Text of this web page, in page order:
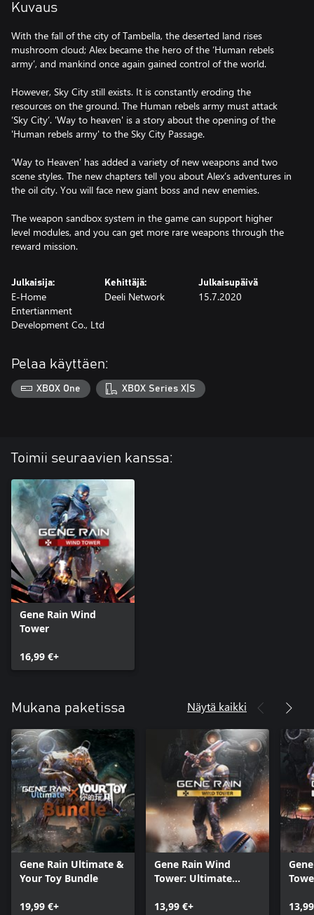
Kuvaus
With the fall of the city of Tambella, the deserted land rises
mushroom cloud; Alex became the hero of the ‘Human rebels
army’, and mankind once again gained control of the world.
However, Sky City still exists. It is constantly eroding the
resources on the ground. The Human rebels army must attack
‘Sky City’. 'Way to heaven' is a story about the opening of the
'Human rebels army' to the Sky City Passage.
‘Way to Heaven’ has added a variety of new weapons and two
scene styles. The new chapters tell you about Alex’s adventures in
the oil city. You will face new giant boss and new enemies.
The weapon sandbox system in the game can support higher
level modules, and you can get more rare weapons through the
reward mission.
Julkaisija:
E-Home
Entertianment
Development Co., Ltd
Kehittäjä:
Deeli Network
Julkaisupäivä
15.7.2020
Pelaa käyttäen:
XBOX One XBOX Series X|S
Toimii seuraavien kanssa:
Gene Rain Wind
Tower
16,99 €+
Mukana paketissa Näytä kaikki
Gene Rain Ultimate &
Your Toy Bundle
19,99 €+
Gene Rain Wind
Tower: Ultimate
13,99 €+